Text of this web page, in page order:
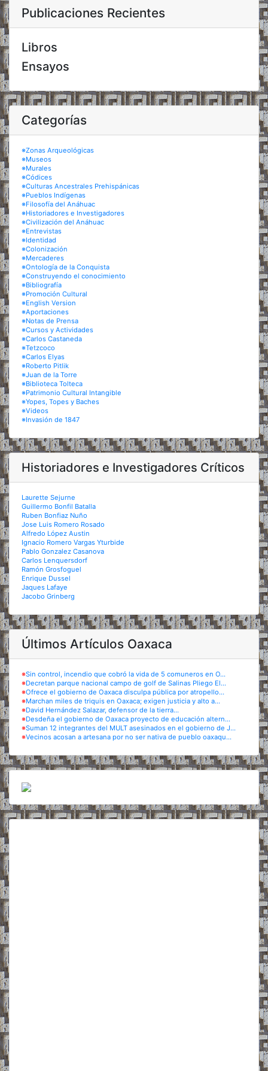
Publicaciones Recientes
Libros
Ensayos
Categorías
※Zonas Arqueológicas
※Museos
※Murales
※Códices
※Culturas Ancestrales Prehispánicas
※Pueblos Indígenas
※Filosofía del Anáhuac
※Historiadores e Investigadores
※Civilización del Anáhuac
※Entrevistas
※Identidad
※Colonización
※Mercaderes
※Ontología de la Conquista
※Construyendo el conocimiento
※Bibliografía
※Promoción Cultural
※English Version
※Aportaciones
※Notas de Prensa
※Cursos y Actividades
※Carlos Castaneda
※Tetzcoco
※Carlos Elyas
※Roberto Pitlik
※Juan de la Torre
※Biblioteca Tolteca
※Patrimonio Cultural Intangible
※Yopes, Topes y Baches
※Videos
※Invasión de 1847
Historiadores e Investigadores Críticos
Laurette Sejurne
Guillermo Bonfil Batalla
Ruben Bonfiaz Nuño
Jose Luis Romero Rosado
Alfredo López Austin
Ignacio Romero Vargas Yturbide
Pablo Gonzalez Casanova
Carlos Lenquersdorf
Ramón Grosfoguel
Enrique Dussel
Jaques Lafaye
Jacobo Grinberg
Últimos Artículos Oaxaca
※Sin control, incendio que cobró la vida de 5 comuneros en O...
※Decretan parque nacional campo de golf de Salinas Pliego El...
※Ofrece el gobierno de Oaxaca disculpa pública por atropello...
※Marchan miles de triquis en Oaxaca; exigen justicia y alto a...
※David Hernández Salazar, defensor de la tierra...
※Desdeña el gobierno de Oaxaca proyecto de educación altern...
※Suman 12 integrantes del MULT asesinados en el gobierno de J...
※Vecinos acosan a artesana por no ser nativa de pueblo oaxaqu...